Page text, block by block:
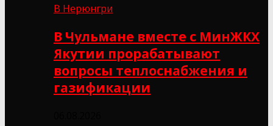
В Нерюнгри
В Чульмане вместе с МинЖКХ
Якутии прорабатывают
вопросы теплоснабжения и
газификации